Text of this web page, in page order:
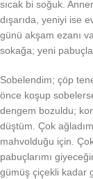
sıcak bi soğuk.
dışarıda, yeniyi ise
günü akşam ezanı
sokağa; yeni
Sobelendim; çöp
önce koşup
dengem bozuldu;
düştüm. Çok
mahvolduğu için.
pabuçlarımı
gümüş çiçekli kadar